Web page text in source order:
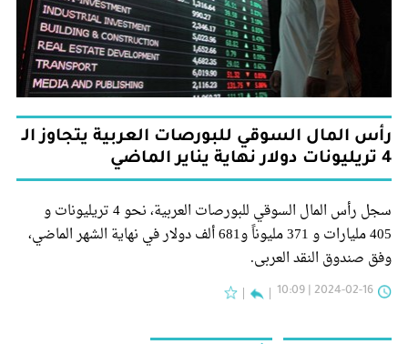
رأس المال السوقي للبورصات العربية يتجاوز الـ
4 تريليونات دولار نهاية يناير الماضي
سجل رأس المال السوقي للبورصات العربية، نحو 4 تريليونات و
405 مليارات و 371 مليوناً و681 ألف دولار في نهاية الشهر الماضي،
وفق صندوق النقد العربي.
2024-02-16 | 10:09